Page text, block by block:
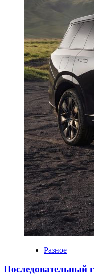
Разное
Последовательный